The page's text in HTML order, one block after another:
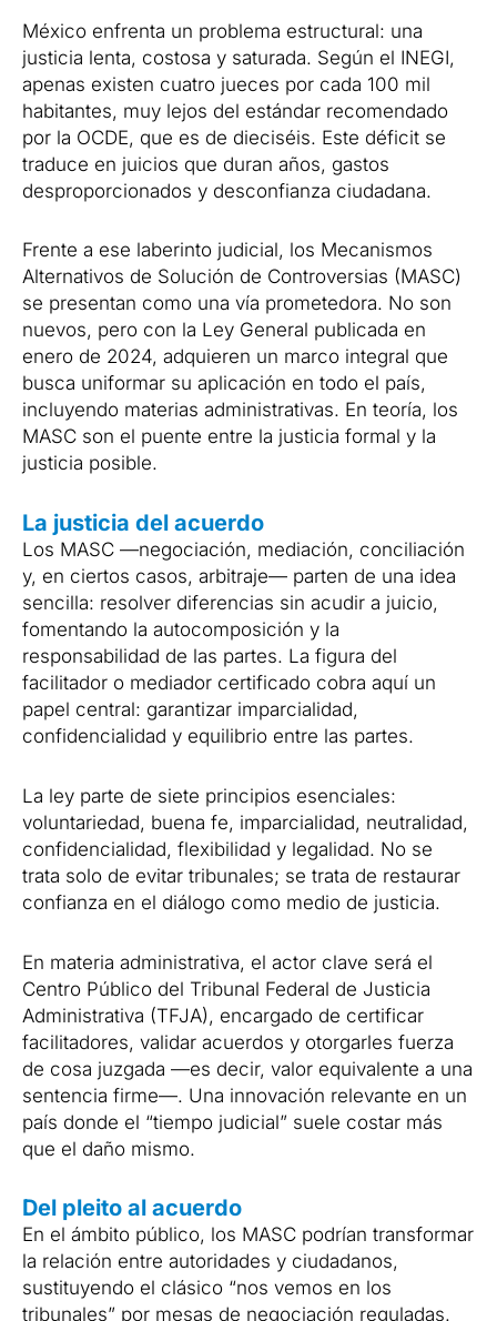
México enfrenta un problema estructural: una
justicia lenta, costosa y saturada. Según el INEGI,
apenas existen cuatro jueces por cada 100 mil
habitantes, muy lejos del estándar recomendado
por la OCDE, que es de dieciséis. Este déficit se
traduce en juicios que duran años, gastos
desproporcionados y desconfianza ciudadana.
Frente a ese laberinto judicial, los Mecanismos
Alternativos de Solución de Controversias (MASC)
se presentan como una vía prometedora. No son
nuevos, pero con la Ley General publicada en
enero de 2024, adquieren un marco integral que
busca uniformar su aplicación en todo el país,
incluyendo materias administrativas. En teoría, los
MASC son el puente entre la justicia formal y la
justicia posible.
La justicia del acuerdo
Los MASC —negociación, mediación, conciliación
y, en ciertos casos, arbitraje— parten de una idea
sencilla: resolver diferencias sin acudir a juicio,
fomentando la autocomposición y la
responsabilidad de las partes. La figura del
facilitador o mediador certificado cobra aquí un
papel central: garantizar imparcialidad,
confidencialidad y equilibrio entre las partes.
La ley parte de siete principios esenciales:
voluntariedad, buena fe, imparcialidad, neutralidad,
confidencialidad, flexibilidad y legalidad. No se
trata solo de evitar tribunales; se trata de restaurar
confianza en el diálogo como medio de justicia.
En materia administrativa, el actor clave será el
Centro Público del Tribunal Federal de Justicia
Administrativa (TFJA), encargado de certificar
facilitadores, validar acuerdos y otorgarles fuerza
de cosa juzgada —es decir, valor equivalente a una
sentencia firme—. Una innovación relevante en un
país donde el “tiempo judicial” suele costar más
que el daño mismo.
Del pleito al acuerdo
En el ámbito público, los MASC podrían transformar
la relación entre autoridades y ciudadanos,
sustituyendo el clásico “nos vemos en los
tribunales” por mesas de negociación reguladas.